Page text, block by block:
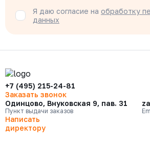
Я даю согласие на обработку
данных
+7 (495) 215-24-81
Заказать звонок
Одинцово, Внуковская 9, пав. 31
Пункт выдачи заказов
Написать
директору